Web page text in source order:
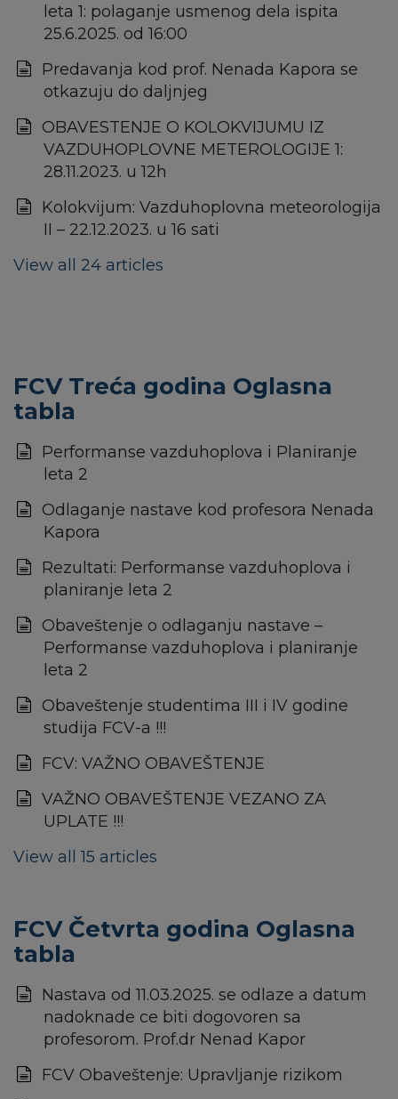
leta 1: polaganje usmenog dela ispita
25.6.2025. od 16:00
Predavanja kod prof. Nenada Kapora se
otkazuju do daljnjeg
OBAVESTENJE O KOLOKVIJUMU IZ
VAZDUHOPLOVNE METEROLOGIJE 1:
28.11.2023. u 12h
Kolokvijum: Vazduhoplovna meteorologija
II – 22.12.2023. u 16 sati
View all 24 articles
FCV Treća godina Oglasna
tabla
Performanse vazduhoplova i Planiranje
leta 2
Odlaganje nastave kod profesora Nenada
Kapora
Rezultati: Performanse vazduhoplova i
planiranje leta 2
Obaveštenje o odlaganju nastave –
Performanse vazduhoplova i planiranje
leta 2
Obaveštenje studentima III i IV godine
studija FCV-a !!!
FCV: VAŽNO OBAVEŠTENJE
VAŽNO OBAVEŠTENJE VEZANO ZA
UPLATE !!!
View all 15 articles
FCV Četvrta godina Oglasna
tabla
Nastava od 11.03.2025. se odlaze a datum
nadoknade ce biti dogovoren sa
profesorom. Prof.dr Nenad Kapor
FCV Obaveštenje: Upravljanje rizikom